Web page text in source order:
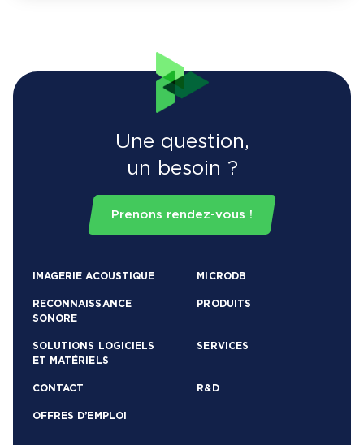
Une question,
un besoin ?
Prenons rendez-vous !
IMAGERIE ACOUSTIQUE MICRODB
RECONNAISSANCE
SONORE
PRODUITS
SOLUTIONS LOGICIELS
ET MATÉRIELS
SERVICES
CONTACT R&D
OFFRES D’EMPLOI